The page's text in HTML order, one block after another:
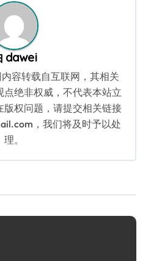
dawei
内容转载自互联网，其相关
绝非权威，不代表本站立
版权问题，请提交相关链接
，我们将及时予以处
理。